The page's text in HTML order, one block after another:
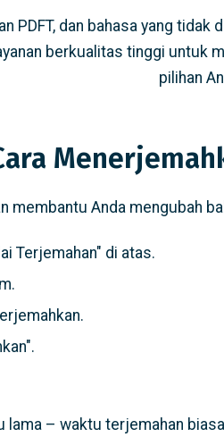
PDFT, dan bahasa yang
berkualitas tinggi untuk
pilihan
membantu Anda mengubah
Terjemahan" di atas.
lama – waktu terjemahan